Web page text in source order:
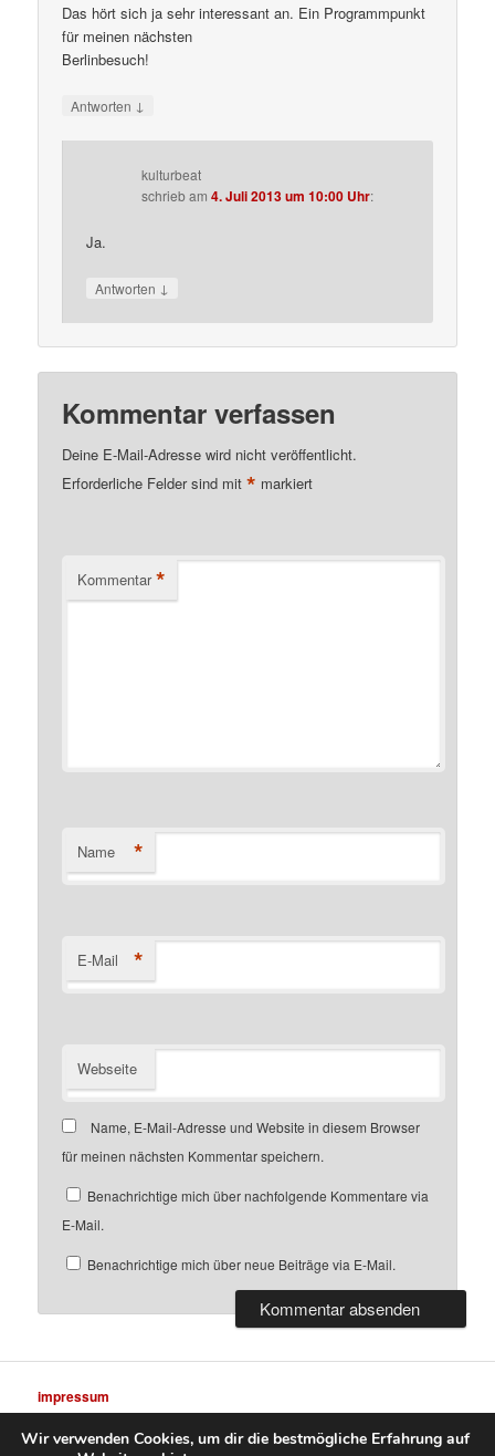
Das hört sich ja sehr interessant an. Ein Programmpunkt
für meinen nächsten
Berlinbesuch!
Antworten ↓
kulturbeat
schriebam4. Juli 2013 um 10:00 Uhr:
Ja.
Antworten ↓
Kommentar verfassen
Deine E-Mail-Adresse wird nicht veröffentlicht.
Erforderliche Felder sind mit* markiert
Kommentar *
Name *
E-Mail *
Webseite
Name, E-Mail-Adresse und Website in diesem Browser
für meinen nächsten Kommentar speichern.
Benachrichtige mich über nachfolgende Kommentare via
E-Mail.
Benachrichtige mich über neue Beiträge via E-Mail.
impressum
Wir verwenden Cookies, um dir die bestmögliche Erfahrung auf